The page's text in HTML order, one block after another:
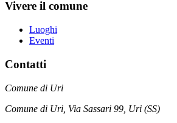
Vivere il comune
Luoghi
Eventi
Contatti
Comune di Uri
Comune di Uri, Via Sassari 99, Uri (SS)